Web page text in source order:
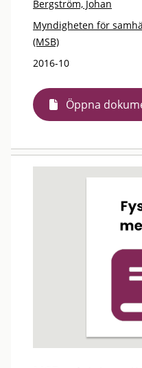
Bergström, Johan
Myndigheten för
(MSB)
2016-10
Öppna